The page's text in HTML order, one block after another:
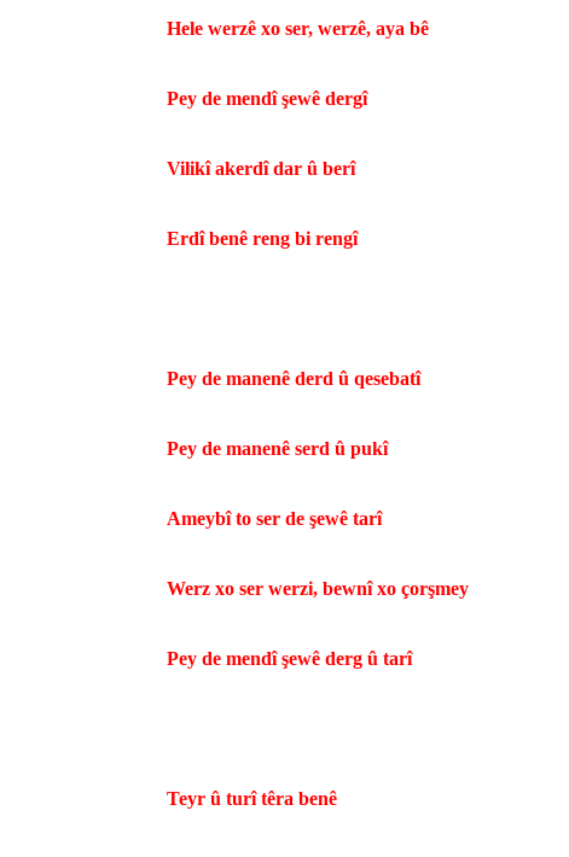
Hele werzê xo ser, werzê, aya bê
Pey de mendî şewê dergî
Vilikî akerdî dar û berî
Erdî benê reng bi rengî
Pey de manenê derd û qesebatî
Pey de manenê serd û pukî
Ameybî to ser de şewê tarî
Werz xo ser werzi, bewnî xo çorşmey
Pey de mendî şewê derg û tarî
Teyr û turî têra benê